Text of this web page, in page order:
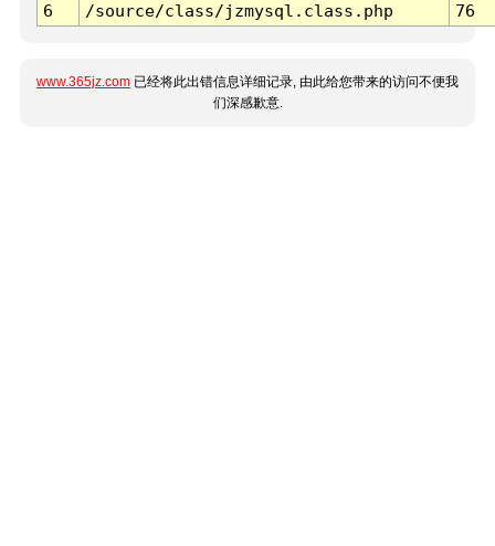
6
/source/class/jzmysql.class.php 76
www.365jz.com 已经将此出错信息详细记录, 由此给您带来的访问不便我
们深感歉意.